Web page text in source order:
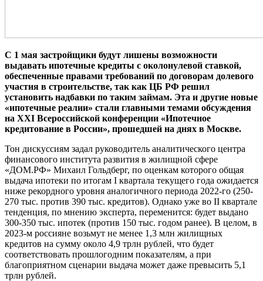
С 1 мая застройщики будут лишены возможности
выдавать ипотечные кредиты с околонулевой ставкой,
обеспеченные правами требований по договорам долевого
участия в строительстве, так как ЦБ РФ решил
установить надбавки по таким займам. Эта и другие новые
«ипотечные реалии» стали главными темами обсуждения
на XXI Всероссийской конференции «Ипотечное
кредитование в России», прошедшей на днях в Москве.
Тон дискуссиям задал руководитель аналитического центра
финансового института развития в жилищной сфере
«ДОМ.РФ» Михаил Гольдберг, по оценкам которого общая
выдача ипотеки по итогам I квартала текущего года ожидается
ниже рекордного уровня аналогичного периода 2022-го (250-
270 тыс. против 390 тыс. кредитов). Однако уже во II квартале
тенденция, по мнению эксперта, переменится: будет выдано
300-350 тыс. ипотек (против 150 тыс. годом ранее). В целом, в
2023-м россияне возьмут не менее 1,3 млн жилищных
кредитов на сумму около 4,9 трлн рублей, что будет
соответствовать прошлогодним показателям, а при
благоприятном сценарии выдача может даже превысить 5,1
трлн рублей.